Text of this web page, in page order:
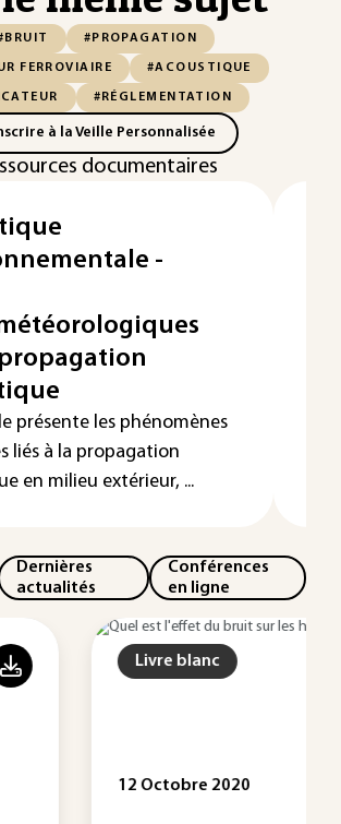
#PROPAGATION
FERROVIAIRE #ACOUSTIQUE
#RÉGLEMENTATION
à la Veille Personnalisée
documentaires
-
présente les phénomènes
liés à la propagation
en milieu extérieur, ...
Dernières
actualités
Conférences
en ligne
blanc